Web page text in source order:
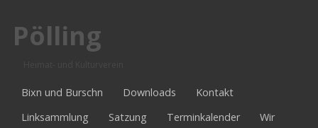
Pölling
Bixn und Burschn Downloads
Kontakt
Linksammlung
Satzung Terminkalender Wir